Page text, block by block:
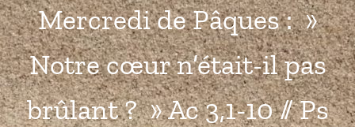
Mercredi de Pâques : »
Notre cœur n’était-il pas
brûlant ? » Ac 3,1-10 // Ps